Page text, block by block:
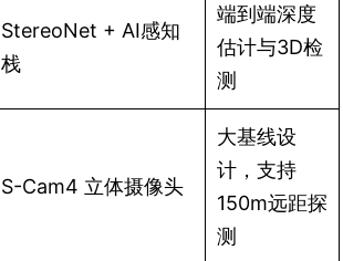
StereoNet + AI感知
栈
端到端深度
估计与3D检
测
S-Cam4 立体摄像头
大基线设
计，支持
150m远距探
测